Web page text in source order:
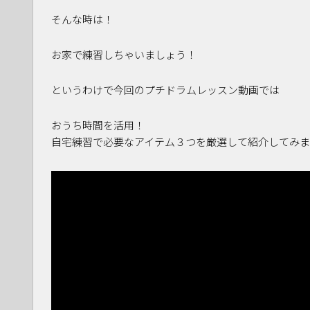
そんな時は！
お家で練習しちゃいましょう！
というわけで今回のプチドラムレッスン動画では
おうち時間を活用！
自宅練習で必要なアイテム３つを厳選して紹介してみ